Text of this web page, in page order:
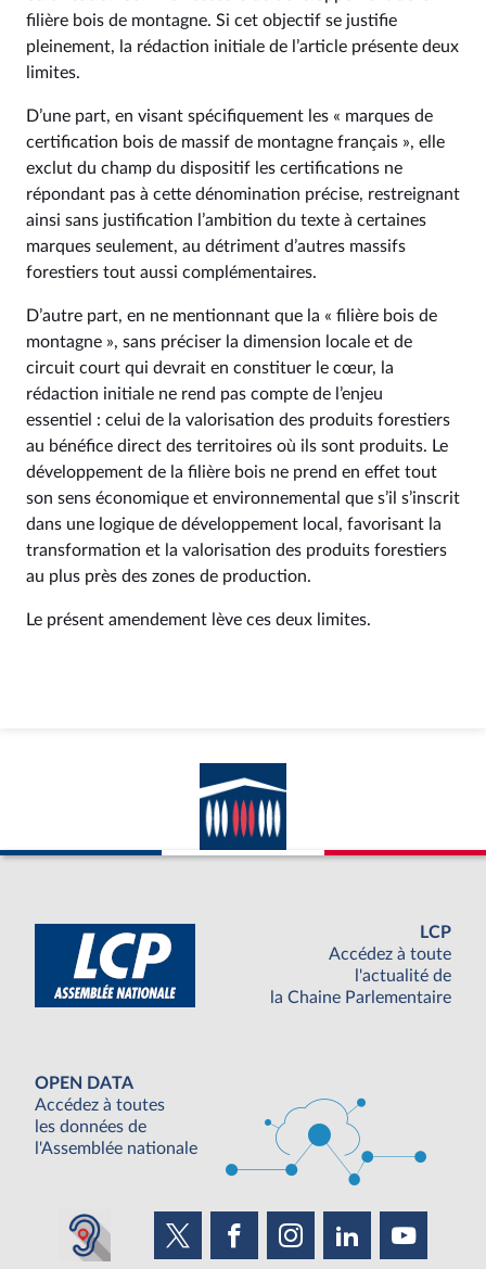
filière bois de montagne. Si cet objectif se justifie
pleinement, la rédaction initiale de l’article présente deux
limites.
D’une part, en visant spécifiquement les « marques de
certification bois de massif de montagne français », elle
exclut du champ du dispositif les certifications ne
répondant pas à cette dénomination précise, restreignant
ainsi sans justification l’ambition du texte à certaines
marques seulement, au détriment d’autres massifs
forestiers tout aussi complémentaires.
D’autre part, en ne mentionnant que la « filière bois de
montagne », sans préciser la dimension locale et de
circuit court qui devrait en constituer le cœur, la
rédaction initiale ne rend pas compte de l’enjeu
essentiel : celui de la valorisation des produits forestiers
au bénéfice direct des territoires où ils sont produits. Le
développement de la filière bois ne prend en effet tout
son sens économique et environnemental que s’il s’inscrit
dans une logique de développement local, favorisant la
transformation et la valorisation des produits forestiers
au plus près des zones de production.
Le présent amendement lève ces deux limites.
LCP
Accédez à toute
l'actualité de
la Chaine Parlementaire
OPEN DATA
Accédez à toutes
les données de
l'Assemblée nationale